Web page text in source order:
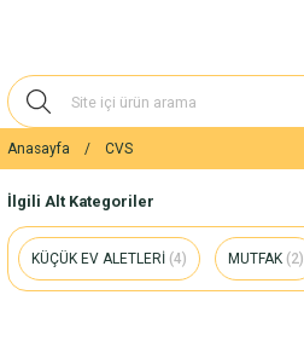
Anasayfa CVS
İlgili Alt Kategoriler
KÜÇÜK EV ALETLERİ (4) MUTFAK (2)